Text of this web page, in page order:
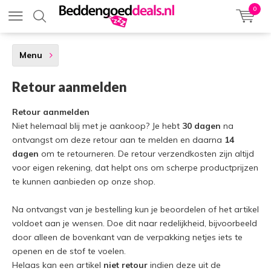
0
Menu
Retour aanmelden
Retour aanmelden
Niet helemaal blij met je aankoop? Je hebt 30 dagen na
ontvangst om deze retour aan te melden en daarna 14
dagen om te retourneren. De retour verzendkosten zijn altijd
voor eigen rekening, dat helpt ons om scherpe productprijzen
te kunnen aanbieden op onze shop.
Na ontvangst van je bestelling kun je beoordelen of het artikel
voldoet aan je wensen. Doe dit naar redelijkheid, bijvoorbeeld
door alleen de bovenkant van de verpakking netjes iets te
openen en de stof te voelen.
Helaas kan een artikel niet retour indien deze uit de